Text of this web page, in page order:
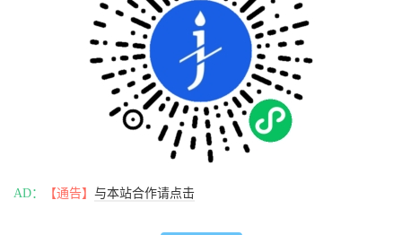
AD： 【通告】 与本站合作请点击